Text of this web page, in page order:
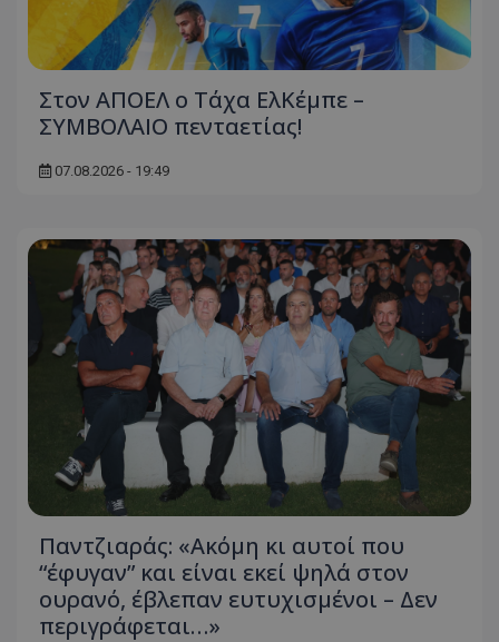
Στον ΑΠΟΕΛ ο Τάχα ΕλΚέμπε –
ΣΥΜΒΟΛΑΙΟ πενταετίας!
07.08.2026 - 19:49
Παντζιαράς: «Ακόμη κι αυτοί που
“έφυγαν” και είναι εκεί ψηλά στον
ουρανό, έβλεπαν ευτυχισμένοι – Δεν
περιγράφεται…»